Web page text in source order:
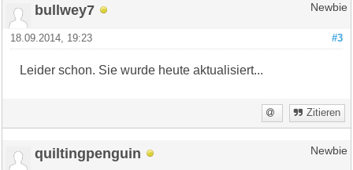
bullwey7 Newbie
#3
18.09.2014, 19:23
Leider schon. Sie wurde heute aktualisiert...
Zitieren
quiltingpenguin Newbie